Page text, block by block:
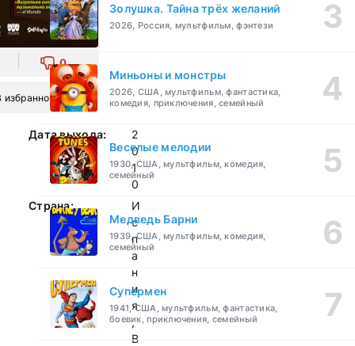
0
избранное
Дата выхода:
2
0
1
0
Страна:
И
с
п
а
н
и
я
,
В
Золушка. Тайна трёх желаний
2026, Россия, мультфильм, фэнтези
Миньоны и монстры
2026, США, мультфильм, фантастика,
комедия, приключения, семейный
Веселые мелодии
1930, США, мультфильм, комедия,
семейный
Медведь Барни
1939, США, мультфильм, комедия,
семейный
Супермен
1941, США, мультфильм, фантастика,
боевик, приключения, семейный